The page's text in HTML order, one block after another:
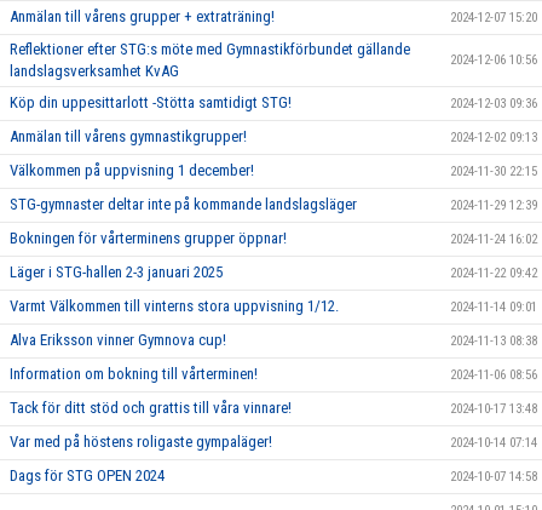
Anmälan till vårens grupper + extraträning! 2024-12-07 15:20
Reflektioner efter STG:s möte med Gymnastikförbundet gällande
landslagsverksamhet KvAG
2024-12-06 10:56
Köp din uppesittarlott -Stötta samtidigt STG! 2024-12-03 09:36
Anmälan till vårens gymnastikgrupper! 2024-12-02 09:13
Välkommen på uppvisning 1 december! 2024-11-30 22:15
STG-gymnaster deltar inte på kommande landslagsläger 2024-11-29 12:39
Bokningen för vårterminens grupper öppnar! 2024-11-24 16:02
Läger i STG-hallen 2-3 januari 2025 2024-11-22 09:42
Varmt Välkommen till vinterns stora uppvisning 1/12. 2024-11-14 09:01
Alva Eriksson vinner Gymnova cup! 2024-11-13 08:38
Information om bokning till vårterminen! 2024-11-06 08:56
Tack för ditt stöd och grattis till våra vinnare! 2024-10-17 13:48
Var med på höstens roligaste gympaläger! 2024-10-14 07:14
Dags för STG OPEN 2024 2024-10-07 14:58